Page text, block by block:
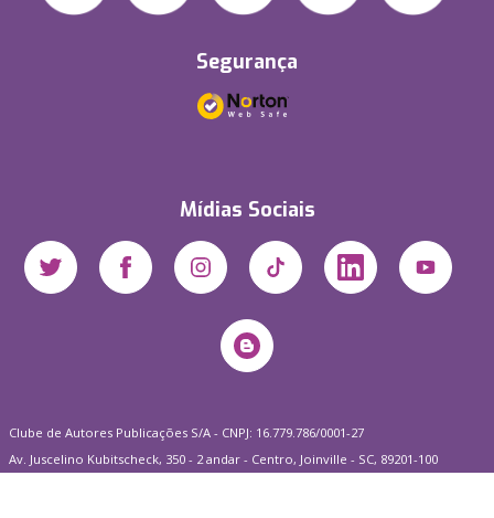
Segurança
Mídias Sociais
Clube de Autores Publicações S/A - CNPJ: 16.779.786/0001-27
Av. Juscelino Kubitscheck, 350 - 2 andar - Centro, Joinville - SC, 89201-100